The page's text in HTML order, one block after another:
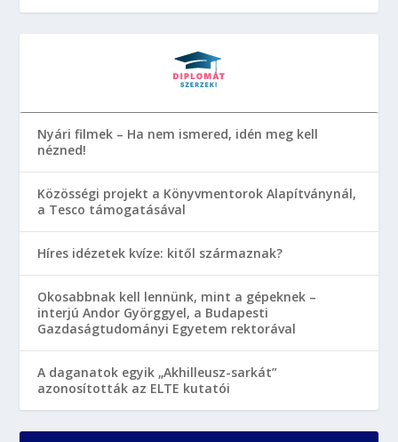
Nyári filmek – Ha nem ismered, idén meg kell
nézned!
Közösségi projekt a Könyvmentorok Alapítványnál,
a Tesco támogatásával
Híres idézetek kvíze: kitől származnak?
Okosabbnak kell lennünk, mint a gépeknek –
interjú Andor Györggyel, a Budapesti
Gazdaságtudományi Egyetem rektorával
A daganatok egyik „Akhilleusz-sarkát”
azonosították az ELTE kutatói